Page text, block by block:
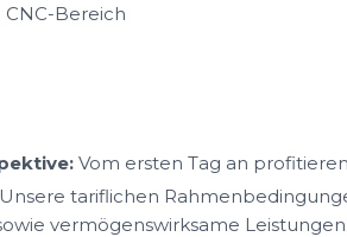
CNC-Bereich
Vom ersten Tag an
Unsere tariflichen
vermögenswirksame Leistungen.